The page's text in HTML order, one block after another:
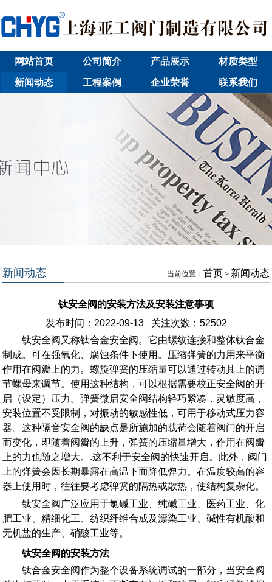
网站首页 公司简介 产品展示 材质类型
新闻动态 工程案例 企业荣誉 联系我们
当前位置： 首页 > 新闻动态
新闻动态
钛安全阀的安装方法及安装注意事项
发布时间：2022-09-13 关注次数： 52502
钛安全阀又称钛合金安全阀。它由螺纹连接和整体钛合金
制成。可在强氧化、腐蚀条件下使用。压缩弹簧的力用来平衡
作用在阀瓣上的力。螺旋弹簧的压缩量可以通过转动其上的调
节螺母来调节。使用这种结构，可以根据需要校正安全阀的开
启（设定）压力。弹簧微启安全阀结构轻巧紧凑，灵敏度高，
安装位置不受限制，对振动的敏感性低，可用于移动式压力容
器。这种隔音安全阀的缺点是所施加的载荷会随着阀门的开启
而变化，即随着阀瓣的上升，弹簧的压缩量增大，作用在阀瓣
上的力也随之增大。.这不利于安全阀的快速开启。此外，阀门
上的弹簧会因长期暴露在高温下而降低弹力。在温度较高的容
器上使用时，往往要考虑弹簧的隔热或散热，使结构复杂化。
钛安全阀广泛应用于氯碱工业、纯碱工业、医药工业、化
肥工业、精细化工、纺织纤维合成及漂染工业、碱性有机酸和
无机盐的生产、硝酸工业等。
钛安全阀的安装方法
钛合金安全阀作为整个设备系统调试的一部分，当安全阀